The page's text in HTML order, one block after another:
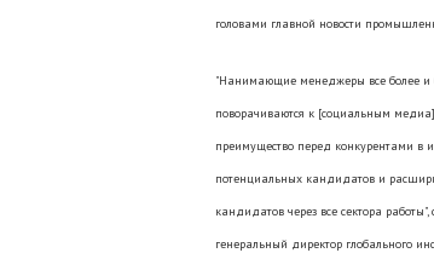
головами главной новости
"Нанимающие менеджеры все более и
поворачиваются к [социальным
преимущество перед конкурентами в
потенциальных кандидатов и
кандидатов через все сектора
генеральный директор глобального